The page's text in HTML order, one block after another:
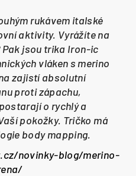
rukávem italské
aktivity. Vyrážíte na
Pak jsou trika Iron-ic
vláken s merino
zajistí absolutní
proti zápachu,
o rychlý a
pokožky. Tričko má
body mapping.
novinky-blog/merino-